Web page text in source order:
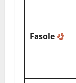
Fasole